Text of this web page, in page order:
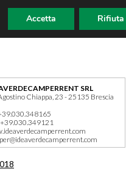
SRL
Chiappa, 23 - 25135 Brescia
+39.030.349121
Accetta Rifiuta